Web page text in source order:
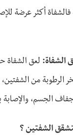
أكثر عرضة
الشفاة: لعق الشفاة
الرطوبة من
الجسم، والإصابة
الشفتين ؟